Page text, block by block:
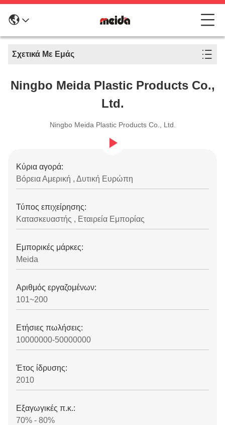
Σχετικά Με Εμάς
Ningbo Meida Plastic Products Co.,
Ltd.
Ningbo Meida Plastic Products Co., Ltd.
Κύρια αγορά:
Βόρεια Αμερική , Δυτική Ευρώπη
Τύπος επιχείρησης:
Κατασκευαστής , Εταιρεία Εμπορίας
Εμπορικές μάρκες:
Meida
Αριθμός εργαζομένων:
101~200
Ετήσιες πωλήσεις:
10000000-50000000
Έτος ίδρυσης:
2010
Εξαγωγικές π.κ.:
70% - 80%